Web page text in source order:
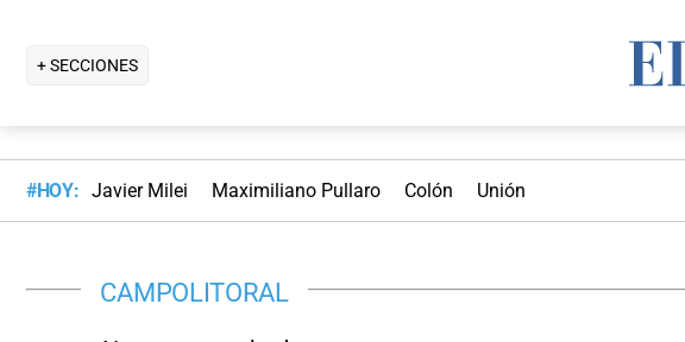
+ SECCIONES
#HOY: Javier Milei Maximiliano Pullaro Colón Unión
CAMPOLITORAL